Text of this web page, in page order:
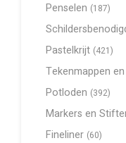
Penselen (187)
Pastelkrijt (421)
Tekenmappen
Potloden (392)
Markers en
Fineliner (60)